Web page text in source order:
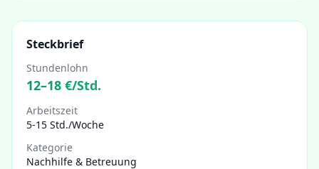
Steckbrief
Stundenlohn
12–18 €/Std.
Arbeitszeit
5-15 Std./Woche
Kategorie
Nachhilfe & Betreuung